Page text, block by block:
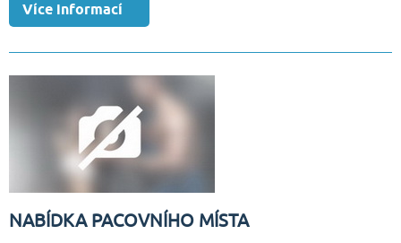
Více informací
NABÍDKA PACOVNÍHO MÍSTA